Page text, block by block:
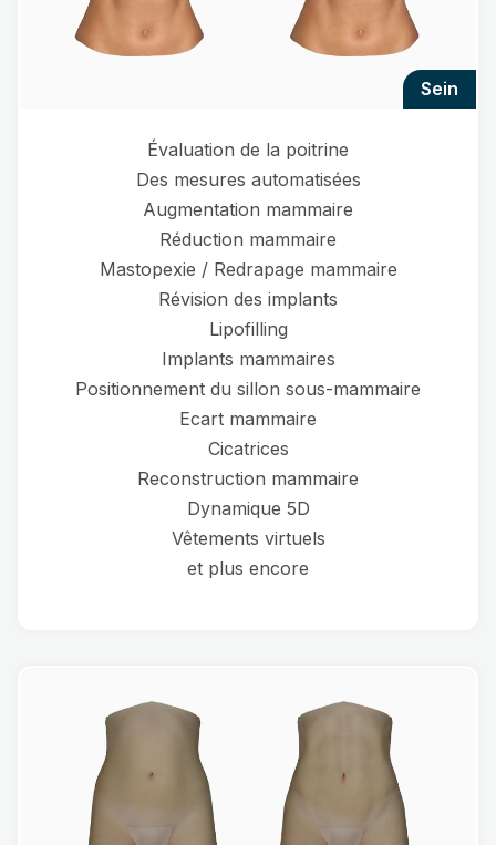
sein
Évaluation de la poitrine
Des mesures automatisées
Augmentation mammaire
Réduction mammaire
Mastopexie / Redrapage mammaire
Révision des implants
Lipofilling
Implants mammaires
Positionnement du sillon sous-mammaire
Ecart mammaire
Cicatrices
Reconstruction mammaire
Dynamique 5D
Vêtements virtuels
et plus encore